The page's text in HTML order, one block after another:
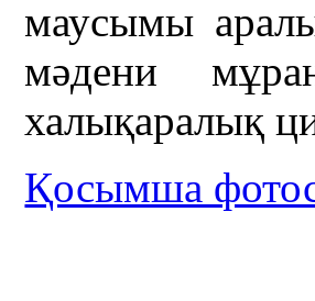
маусымы
мәдени
халықаралық
Қосымша